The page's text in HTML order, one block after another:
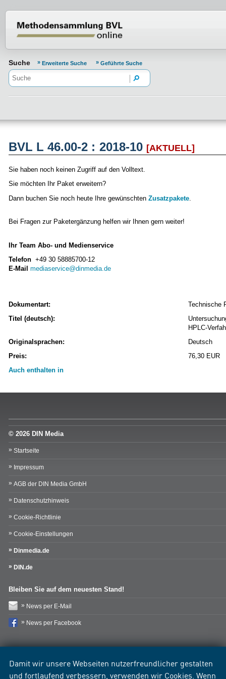
Damit wir unsere Webseiten nutzerfreundlicher gestalten
und fortlaufend verbessern, verwenden wir Cookies. Wenn
Suche Erweiterte Suche Geführte Suche
BVL L 46.00-2 : 2018-10 [AKTUELL]
Sie haben noch keinen Zugriff auf den Volltext.
Sie möchten Ihr Paket erweitern?
Dann buchen Sie noch heute Ihre gewünschten Zusatzpakete
Bei Fragen zur Paketergänzung helfen wir Ihnen gern weiter!
Ihr Team Abo- und Medienservice
Telefon +49 30 58885700-12
E-Mail mediaservice@dinmedia.de
Dokumentart:
Technische
Titel (deutsch):
HPLC-
Originalsprachen:
Deutsch
Preis:
76,30 EUR
Auch enthalten in
© 2026 DIN Media
Startseite
Impressum
AGB der DIN Media GmbH
Datenschutzhinweis
Cookie-Richtlinie
Cookie-Einstellungen
Dinmedia.de
DIN.de
Bleiben Sie auf dem neuesten Stand!
News per E-Mail
News per Facebook